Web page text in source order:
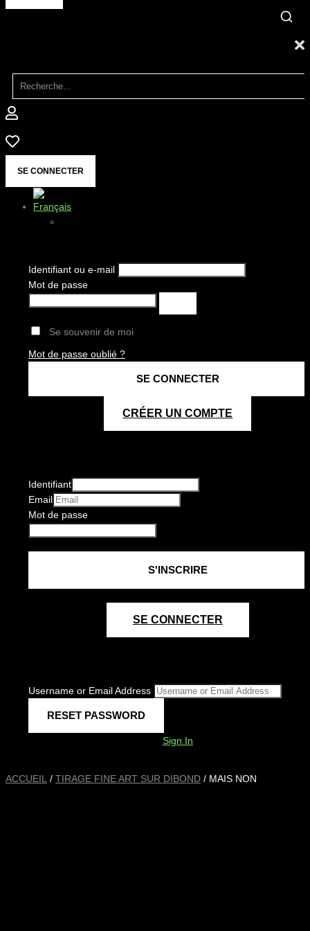
SE CONNECTER
Identifiant ou e-mail
Mot de passe
Se souvenir de moi
Mot de passe oublié ?
CRÉER UN COMPTE
Identifiant
Email
Mot de passe
SE CONNECTER
Username or Email Address
Sign In
ACCUEIL / TIRAGE FINE ART SUR DIBOND / MAIS NON